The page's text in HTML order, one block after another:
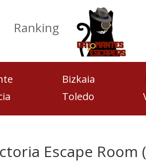
Ranking
Bizkaia
Toledo
Escape Room